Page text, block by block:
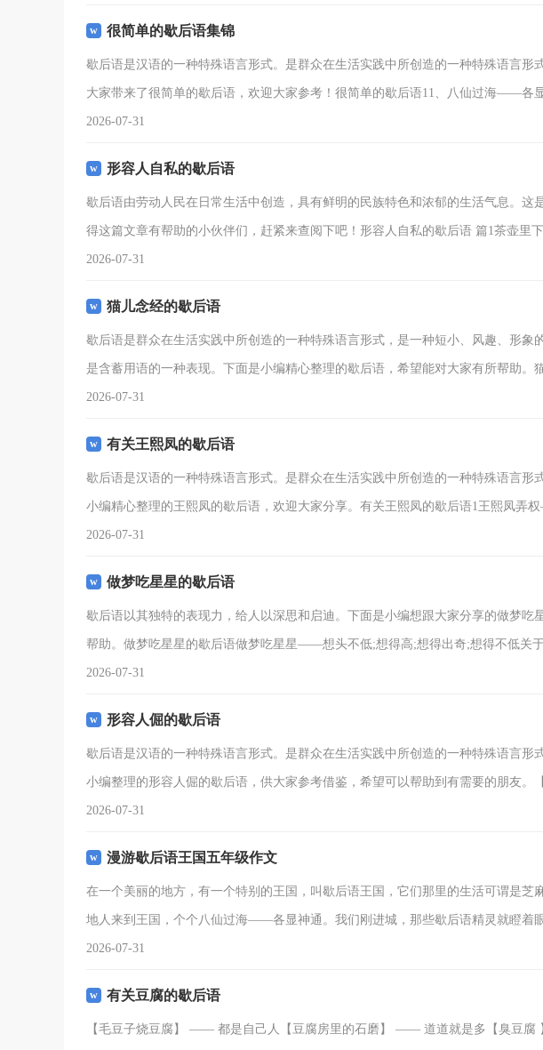
很简单的歇后语集锦
歇后语是汉语的一种特殊语言形式。是群众在生活实践中所创造的一种特殊语言形
大家带来了很简单的歇后语，欢迎大家参考！很简单的歇后语11、八仙过海——各
2026-07-31
形容人自私的歇后语
歇后语由劳动人民在日常生活中创造，具有鲜明的民族特色和浓郁的生活气息。这
得这篇文章有帮助的小伙伴们，赶紧来查阅下吧！形容人自私的歇后语 篇1茶壶
2026-07-31
猫儿念经的歇后语
歇后语是群众在生活实践中所创造的一种特殊语言形式，是一种短小、风趣、形象
是含蓄用语的一种表现。下面是小编精心整理的歇后语，希望能对大家有所帮助。
2026-07-31
有关王熙凤的歇后语
歇后语是汉语的一种特殊语言形式。是群众在生活实践中所创造的一种特殊语言形
小编精心整理的王熙凤的歇后语，欢迎大家分享。有关王熙凤的歇后语1王熙凤弄
2026-07-31
做梦吃星星的歇后语
歇后语以其独特的表现力，给人以深思和启迪。下面是小编想跟大家分享的做梦吃
帮助。做梦吃星星的歇后语做梦吃星星——想头不低;想得高;想得出奇;想得不低关
2026-07-31
形容人倔的歇后语
歇后语是汉语的一种特殊语言形式。是群众在生活实践中所创造的一种特殊语言形
小编整理的形容人倔的歇后语，供大家参考借鉴，希望可以帮助到有需要的朋友
2026-07-31
漫游歇后语王国五年级作文
在一个美丽的地方，有一个特别的王国，叫歇后语王国，它们那里的生活可谓是
地人来到王国，个个八仙过海——各显神通。我们刚进城，那些歇后语精灵就瞪着
2026-07-31
有关豆腐的歇后语
【毛豆子烧豆腐】 —— 都是自己人【豆腐房里的石磨】 —— 道道就是多【臭豆